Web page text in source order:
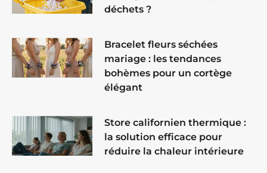
déchets ?
Bracelet fleurs séchées
mariage : les tendances
bohèmes pour un cortège
élégant
Store californien thermique :
la solution efficace pour
réduire la chaleur intérieure